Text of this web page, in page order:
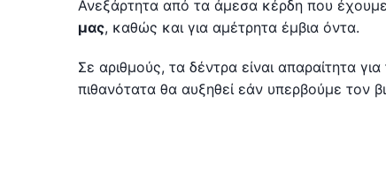
Ανεξάρτητα από τα άμεσα κέρδη που
μας, καθώς και για αμέτρητα έμβια όντα.
Σε αριθμούς, τα δέντρα είναι απαραίτητα
πιθανότατα θα αυξηθεί εάν υπερβούμε τον